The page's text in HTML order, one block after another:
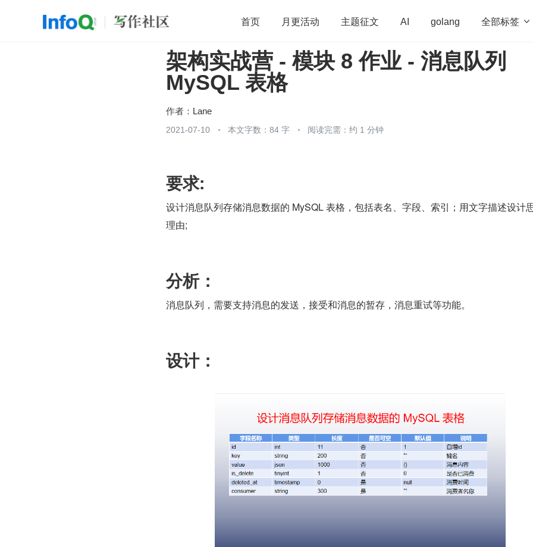
首页 月更活动 主题征文 AI golang 全部标签 
开源 架构 OpenHarmony 算法 学习方法 Web3.0
团队管理 程序员
架构实战营 - 模块 8 作业 - 消息队列
MySQL 表格
作者： Lane
2021-07-10 本文字数：84 字 阅读完需：约 1 分钟
要求:
设计消息队列存储消息数据的 MySQL 表格，包括表名、字段、索引；用文字描述设计
理由;
分析：
消息队列，需要支持消息的发送，接受和消息的暂存，消息重试等功能。
设计：